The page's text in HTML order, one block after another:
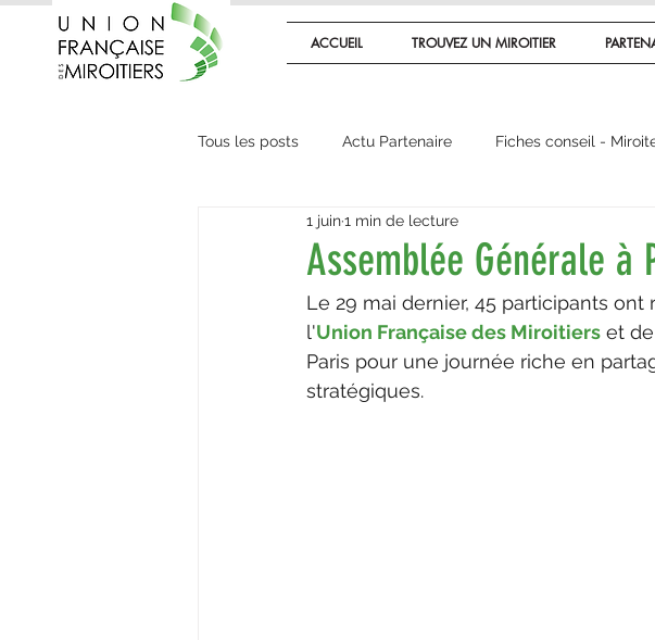
ACCUEIL TROUVEZ UN MIROITIER
Tous les posts Actu Partenaire Fiches conseil -
Les actus de l'Union Les métiers du verre
Actualité technique
Assemblée Générale
1 juin1 min de lecture
Le 29 mai dernier, 45 participants
l'Union Française des Miroitiers et
Paris pour une journée riche en
stratégiques.